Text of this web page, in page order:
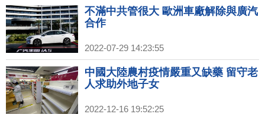
不滿中共管很大 歐洲車廠解除與廣汽
合作
2022-07-29 14:23:55
中國大陸農村疫情嚴重又缺藥 留守老
人求助外地子女
2022-12-16 19:52:25